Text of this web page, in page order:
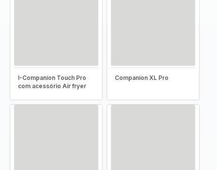
I-Companion Touch Pro
com acessório Air fryer
Companion XL Pro